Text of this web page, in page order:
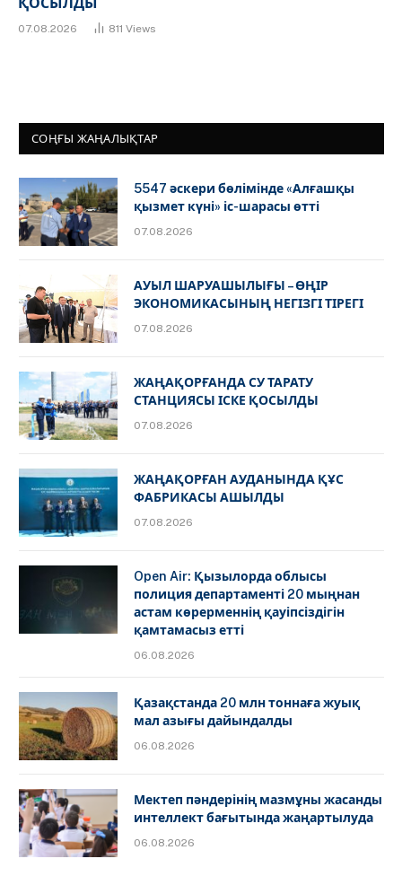
07.08.2026 811 Views
СОҢҒЫ ЖАҢАЛЫҚТАР
5547 әскери бөлімінде «Алғашқы
қызмет күні» іс-шарасы өтті
07.08.2026
АУЫЛ ШАРУАШЫЛЫҒЫ – ӨҢІР
ЭКОНОМИКАСЫНЫҢ НЕГІЗГІ ТІРЕГІ
07.08.2026
ЖАҢАҚОРҒАНДА СУ ТАРАТУ
СТАНЦИЯСЫ ІСКЕ ҚОСЫЛДЫ
07.08.2026
ЖАҢАҚОРҒАН АУДАНЫНДА ҚҰС
ФАБРИКАСЫ АШЫЛДЫ
07.08.2026
Open Air: Қызылорда облысы
полиция департаменті 20 мыңнан
астам көрерменнің қауіпсіздігін
қамтамасыз етті
06.08.2026
Қазақстанда 20 млн тоннаға жуық
мал азығы дайындалды
06.08.2026
Мектеп пәндерінің мазмұны жасанды
интеллект бағытында жаңартылуда
06.08.2026